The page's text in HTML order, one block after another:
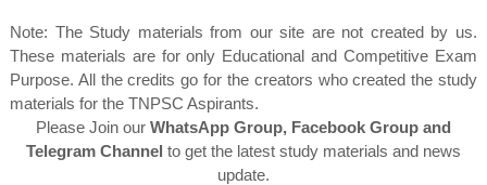
Note: The Study materials from our site are not created by us.
These materials are for only Educational and Competitive Exam
Purpose. All the credits go for the creators who created the study
materials for the TNPSC Aspirants.
Please Join our WhatsApp Group, Facebook Group and
Telegram Channel to get the latest study materials and news
update.